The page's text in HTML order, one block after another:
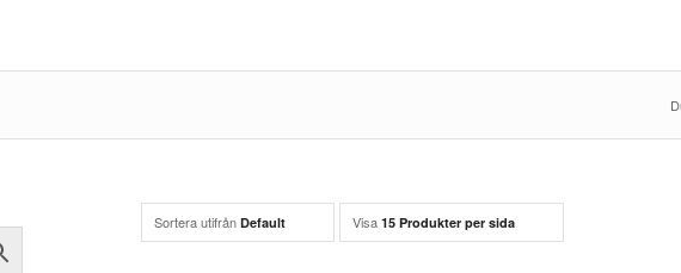
Sortera utifrån Default Visa 15 Produkter per sida